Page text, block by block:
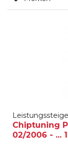
Chiptuning
02/2006 - ...